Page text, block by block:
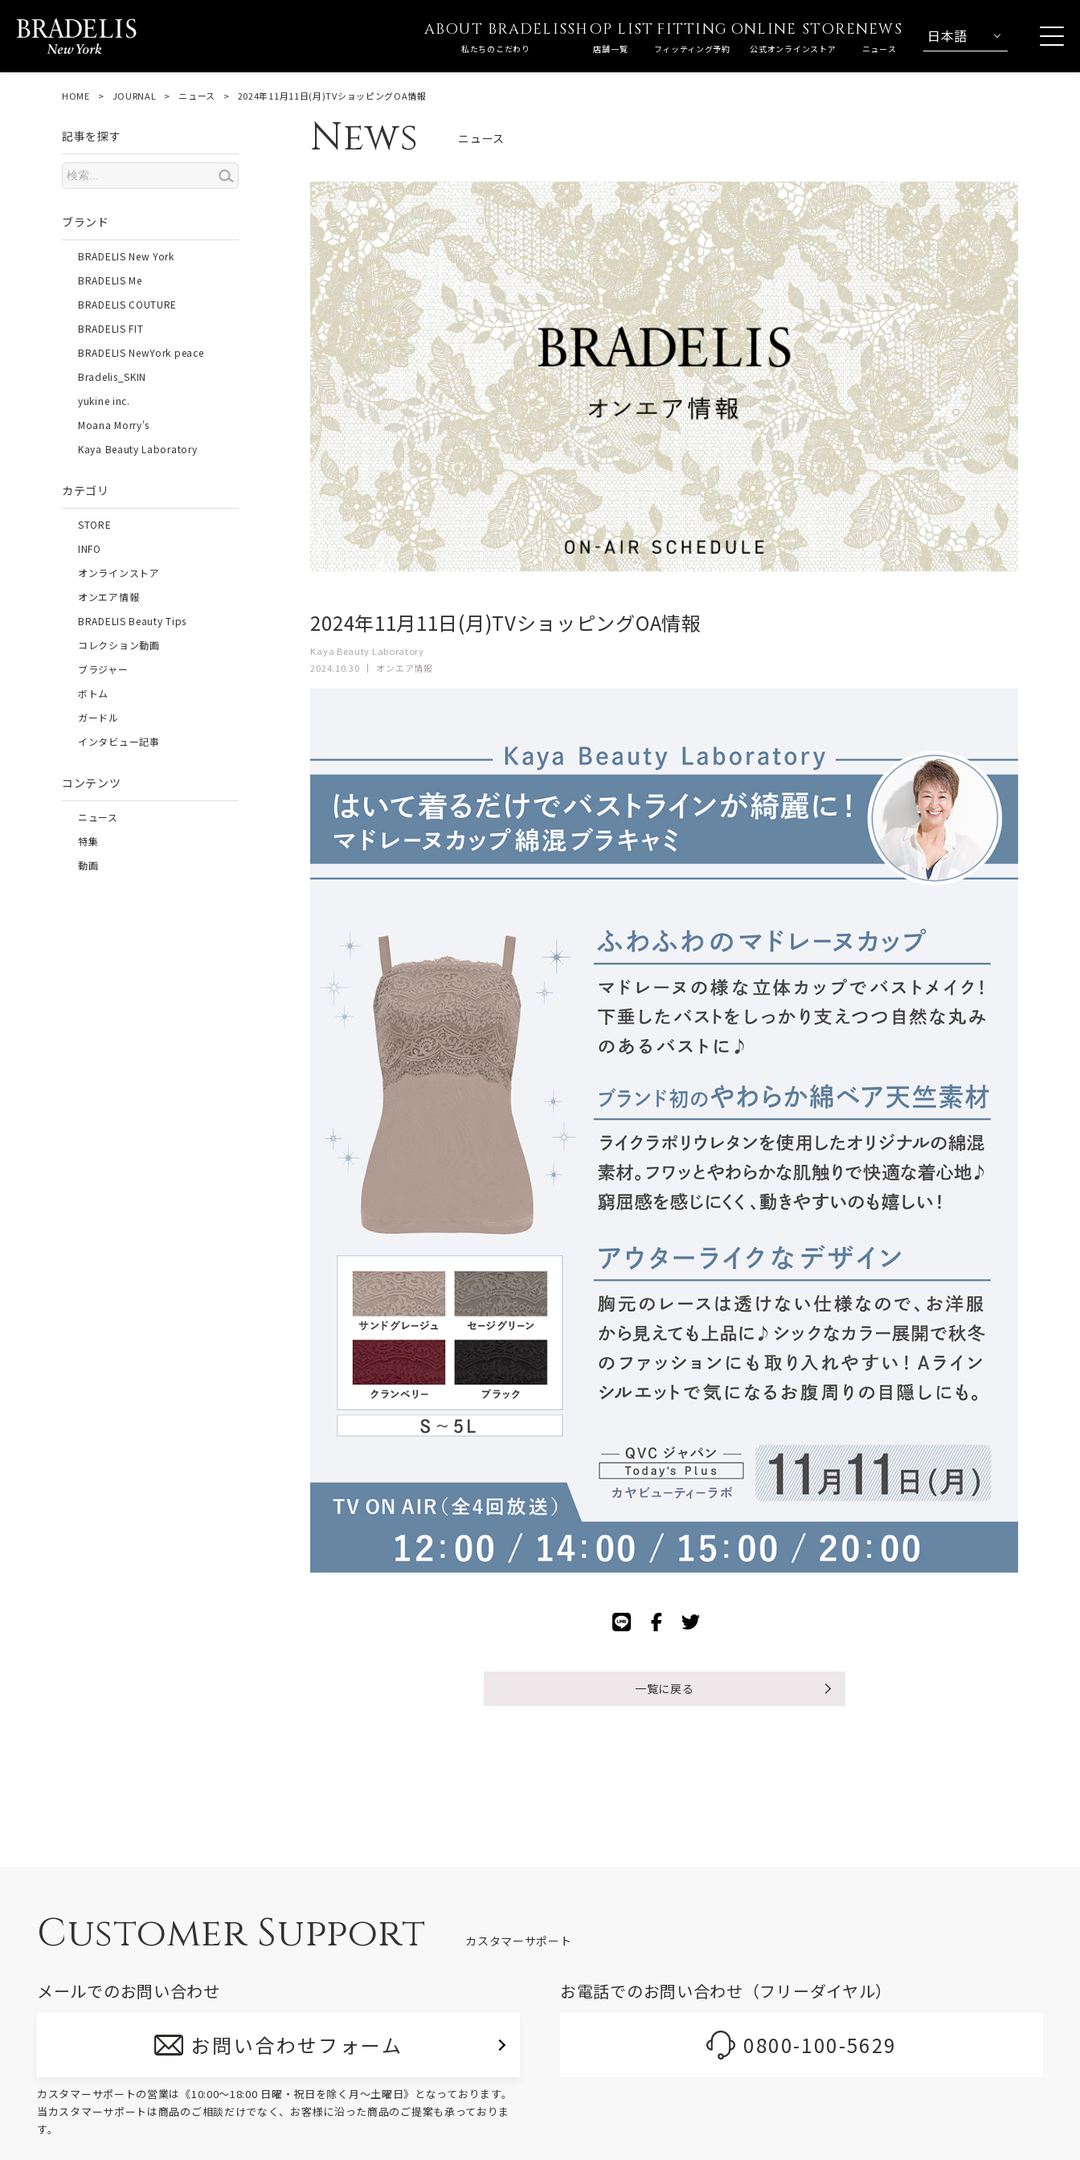
ABOUT BRADELIS
私たちのこだわり
SHOP LIST
店舗一覧
FITTING
フィッティング予約
ONLINE STORE
公式オンラインストア
NEWS
ニュース
日本語
HOME JOURNAL ニュース 2024年11月11日(月)TVショッピングOA情報
記事を探す
ブランド
BRADELIS New York
BRADELIS Me
BRADELIS COUTURE
BRADELIS FIT
BRADELIS NewYork peace
Bradelis_SKIN
yukine inc.
Moana Morry's
Kaya Beauty Laboratory
カテゴリ
STORE
INFO
オンラインストア
オンエア情報
BRADELIS Beauty Tips
コレクション動画
ブラジャー
ボトム
ガードル
インタビュー記事
コンテンツ
ニュース
特集
動画
News ニュース
2024年11月11日(月)TVショッピングOA情報
Kaya Beauty Laboratory
2024.10.30
オンエア情報
一覧に戻る
Customer Support カスタマーサポート
メールでのお問い合わせ
お問い合わせフォーム
カスタマーサポートの営業は《10:00～18:00 日曜・祝日を除く月～土曜日》となっております。
当カスタマーサポートは商品のご相談だけでなく、お客様に沿った商品のご提案も承っておりま
す。
お電話でのお問い合わせ（フリーダイヤル）
0800-100-5629